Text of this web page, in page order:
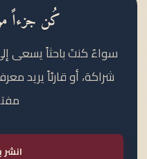
كُن جزءاً
سواءٌ كنتَ باحثاً يسعى
شراكة، أو قارئاً
انشر